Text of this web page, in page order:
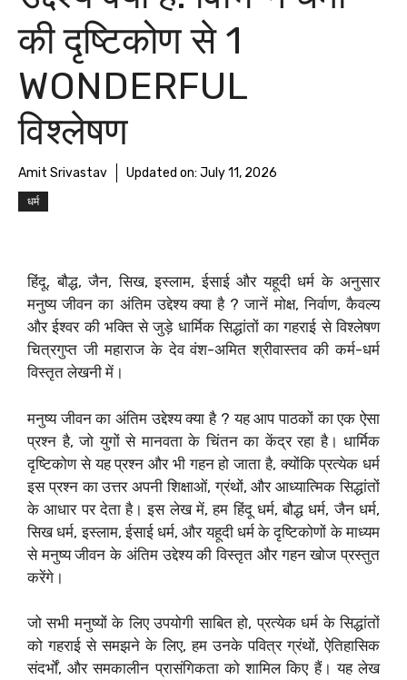
की दृष्टिकोण से 1
WONDERFUL
विश्लेषण
Amit Srivastav Updated on: July 11, 2026
धर्म
हिंदू, बौद्ध, जैन, सिख, इस्लाम, ईसाई और यहूदी धर्म के अनुसार
मनुष्य जीवन का अंतिम उद्देश्य क्या है ? जानें मोक्ष, निर्वाण, कैवल्य
और ईश्वर की भक्ति से जुड़े धार्मिक सिद्धांतों का गहराई से विश्लेषण
चित्रगुप्त जी महाराज के देव वंश-अमित श्रीवास्तव की कर्म-धर्म
विस्तृत लेखनी में।
मनुष्य जीवन का अंतिम उद्देश्य क्या है ? यह आप पाठकों का एक ऐसा
प्रश्न है, जो युगों से मानवता के चिंतन का केंद्र रहा है। धार्मिक
दृष्टिकोण से यह प्रश्न और भी गहन हो जाता है, क्योंकि प्रत्येक धर्म
इस प्रश्न का उत्तर अपनी शिक्षाओं, ग्रंथों, और आध्यात्मिक सिद्धांतों
के आधार पर देता है। इस लेख में, हम हिंदू धर्म, बौद्ध धर्म, जैन धर्म,
सिख धर्म, इस्लाम, ईसाई धर्म, और यहूदी धर्म के दृष्टिकोणों के माध्यम
से मनुष्य जीवन के अंतिम उद्देश्य की विस्तृत और गहन खोज प्रस्तुत
करेंगे।
जो सभी मनुष्यों के लिए उपयोगी साबित हो, प्रत्येक धर्म के सिद्धांतों
को गहराई से समझने के लिए, हम उनके पवित्र ग्रंथों, ऐतिहासिक
संदर्भों, और समकालीन प्रासंगिकता को शामिल किए हैं। यह लेख